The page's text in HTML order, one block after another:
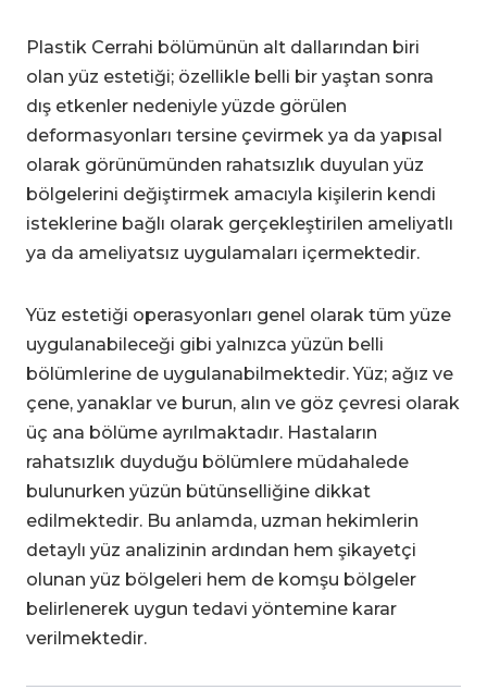
Plastik Cerrahi bölümünün alt dallarından biri
olan yüz estetiği; özellikle belli bir yaştan sonra
dış etkenler nedeniyle yüzde görülen
deformasyonları tersine çevirmek ya da yapısal
olarak görünümünden rahatsızlık duyulan yüz
bölgelerini değiştirmek amacıyla kişilerin kendi
isteklerine bağlı olarak gerçekleştirilen ameliyatlı
ya da ameliyatsız uygulamaları içermektedir.
Yüz estetiği operasyonları genel olarak tüm yüze
uygulanabileceği gibi yalnızca yüzün belli
bölümlerine de uygulanabilmektedir. Yüz; ağız ve
çene, yanaklar ve burun, alın ve göz çevresi olarak
üç ana bölüme ayrılmaktadır. Hastaların
rahatsızlık duyduğu bölümlere müdahalede
bulunurken yüzün bütünselliğine dikkat
edilmektedir. Bu anlamda, uzman hekimlerin
detaylı yüz analizinin ardından hem şikayetçi
olunan yüz bölgeleri hem de komşu bölgeler
belirlenerek uygun tedavi yöntemine karar
verilmektedir.